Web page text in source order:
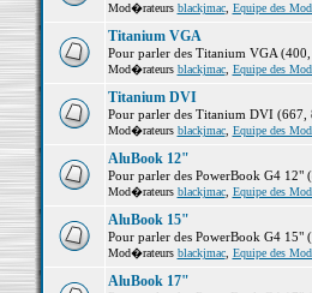
Mod�rateurs blackjmac, Equipe des
Titanium VGA
Pour parler des Titanium VGA
Mod�rateurs blackjmac, Equipe des
Titanium DVI
Pour parler des Titanium DVI (667,
Mod�rateurs blackjmac, Equipe des
AluBook 12"
Pour parler des PowerBook G4 12"
Mod�rateurs blackjmac, Equipe des
AluBook 15"
Pour parler des PowerBook G4 15"
Mod�rateurs blackjmac, Equipe des
AluBook 17"